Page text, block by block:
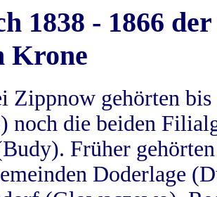
1838 - 1866
Krone
Zippnow gehörten
noch die beiden
Früher
Doderlage